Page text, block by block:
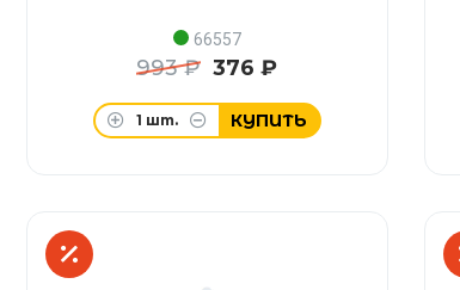
66557
993 ₽ 376 ₽
1 шт. КУПИТЬ